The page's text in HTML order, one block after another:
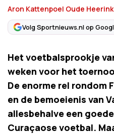
Aron Kattenpoel Oude Heerink
Volg Sportnieuws.nl op
Het voetbalsprookje
weken voor het
De enorme rel rondom
en de bemoeienis van
allesbehalve een
Curaçaose voetbal.